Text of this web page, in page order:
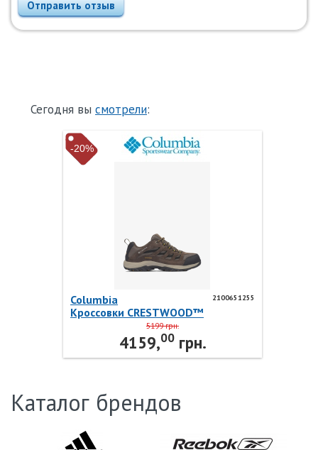
Отправить отзыв
Сегодня вы смотрели:
-20%
2100651255
Columbia
Кроссовки CRESTWOOD™
WATERPROOF 2100651255
5199 грн.
4159,00грн.
Каталог брендов